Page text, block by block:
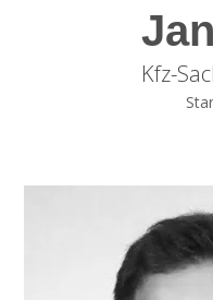
Kfz-